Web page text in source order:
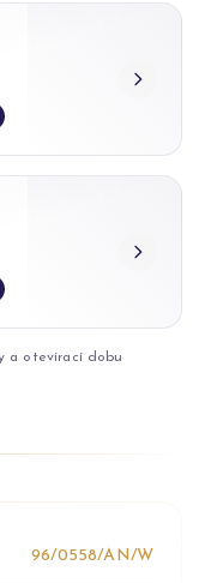
a otevírací dobu
96/0558/AN/W